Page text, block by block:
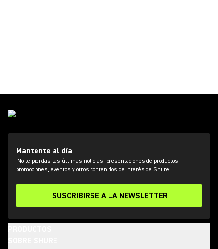
Mantente al día
¡No te pierdas las últimas noticias, presentaciones de productos,
promociones, eventos y otros contenidos de interés de Shure!
SUSCRIBIRSE A LA NEWSLETTER